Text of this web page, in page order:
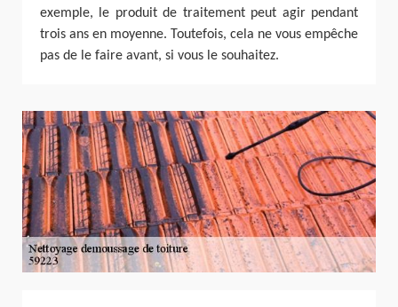
exemple, le produit de traitement peut agir pendant
trois ans en moyenne. Toutefois, cela ne vous empêche
pas de le faire avant, si vous le souhaitez.